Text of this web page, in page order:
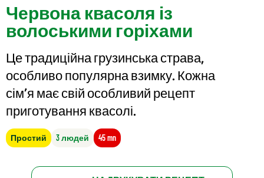
Червона квасоля із
волоськими горіхами
Це традиційна грузинська страва,
особливо популярна взимку. Кожна
сім’я має свій особливий рецепт
приготування квасолі.
Простий 3 людей 45 mn